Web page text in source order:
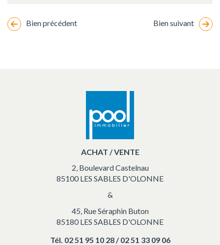
Bien précédent Bien suivant
ACHAT / VENTE
2, Boulevard Castelnau
85100 LES SABLES D'OLONNE
&
45, Rue Séraphin Buton
85180 LES SABLES D'OLONNE
Tél. 02 51 95 10 28 / 02 51 33 09 06